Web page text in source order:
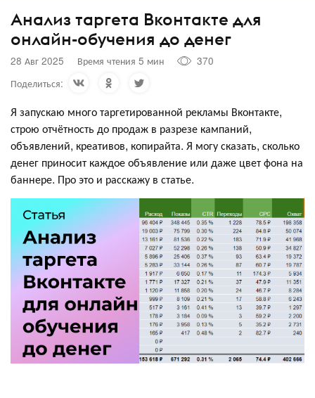
Анализ таргета Вконтакте для
онлайн-обучения до денег
28 Авг 2025 Время чтения 5 мин
370
Поделиться:
Я запускаю много таргетированной рекламы Вконтакте,
строю отчётность до продаж в разрезе кампаний,
объявлений, креативов, копирайта. Я могу сказать, сколько
денег приносит каждое объявление или даже цвет фона на
баннере. Про это и расскажу в статье.